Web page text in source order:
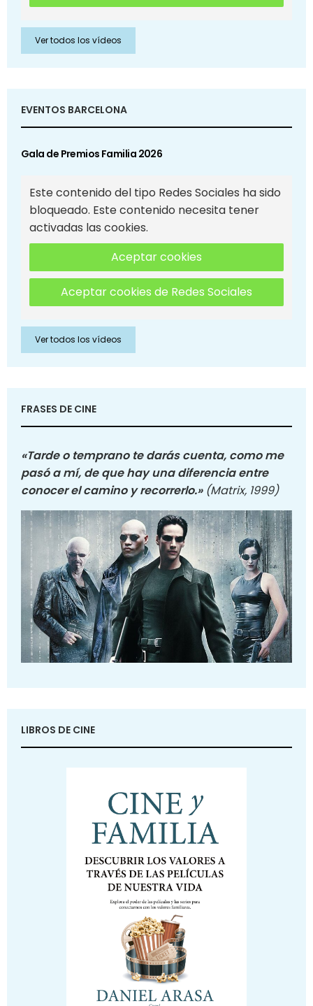
Ver todos los vídeos
EVENTOS BARCELONA
Gala de Premios Familia 2026
Este contenido del tipo Redes Sociales ha sido
bloqueado. Este contenido necesita tener
activadas las cookies.
Aceptar cookies
Aceptar cookies de Redes Sociales
Ver todos los vídeos
FRASES DE CINE
«Tarde o temprano te darás cuenta, como me
pasó a mí, de que hay una diferencia entre
conocer el camino y recorrerlo.» (Matrix, 1999)
LIBROS DE CINE